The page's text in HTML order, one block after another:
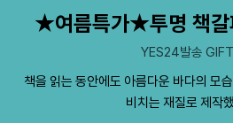
★여름특가★투명 책
YES24발송
책을 읽는 동안에도 아름다운 바다의 모
비치는 재질로 제작